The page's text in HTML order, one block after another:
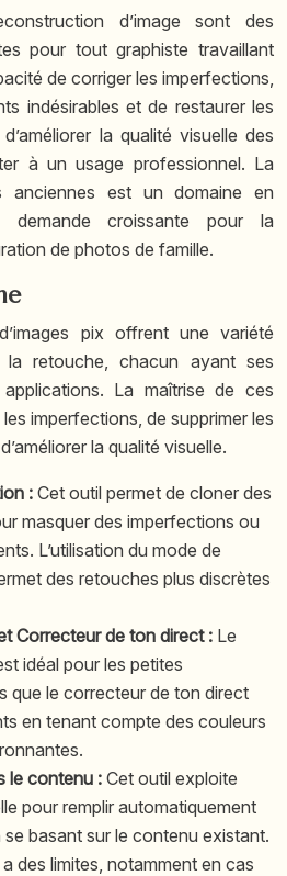
d’image sont des
pour tout graphiste travaillant
de corriger les imperfections,
indésirables et de restaurer les
la qualité visuelle des
à un usage professionnel. La
anciennes est un domaine en
demande croissante pour la
de photos de famille.
pix offrent une variété
la retouche, chacun ayant ses
La maîtrise de ces
imperfections, de supprimer les
la qualité visuelle.
: Cet outil permet de cloner des
masquer des imperfections ou
L’utilisation du mode de
des retouches plus discrètes
Correcteur de ton direct : Le
idéal pour les petites
que le correcteur de ton direct
en tenant compte des couleurs
le contenu : Cet outil exploite
pour remplir automatiquement
basant sur le contenu existant.
des limites, notamment en cas